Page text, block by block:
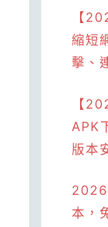
【
縮短
擊、
【
APK
版本
本，